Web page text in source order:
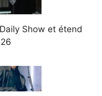
Show et étend